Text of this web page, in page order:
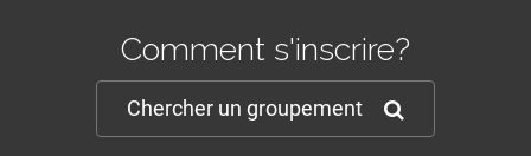
Comment s'inscrire?
Chercher un groupement